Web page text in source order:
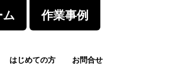
ム 作業事例
はじめての方 お問合せ